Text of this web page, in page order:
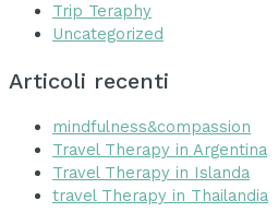
Trip Teraphy
Uncategorized
Articoli recenti
mindfulness&compassion
Travel Therapy in Argentina
Travel Therapy in Islanda
travel Therapy in Thailandia